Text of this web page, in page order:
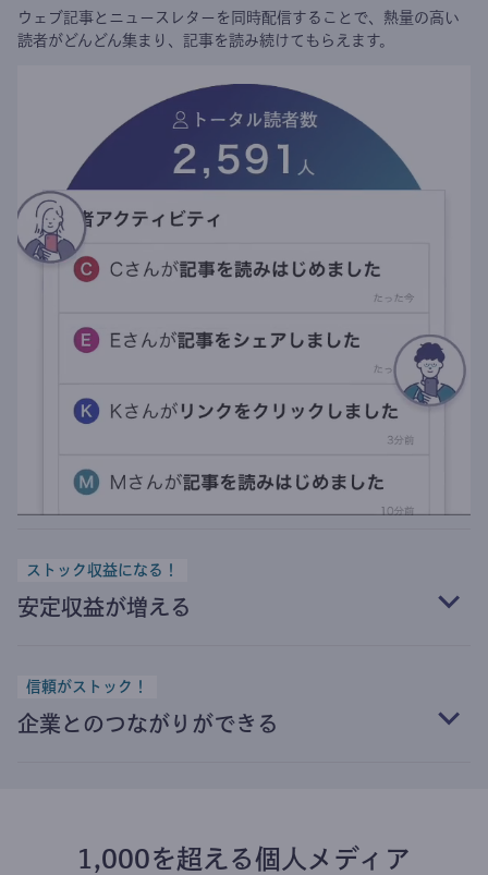
ウェブ記事とニュースレターを同時配信することで、熱量の高い
読者がどんどん集まり、記事を読み続けてもらえます。
ストック収益になる！
安定収益が増える
信頼がストック！
企業とのつながりができる
1,000を超える個人メディア